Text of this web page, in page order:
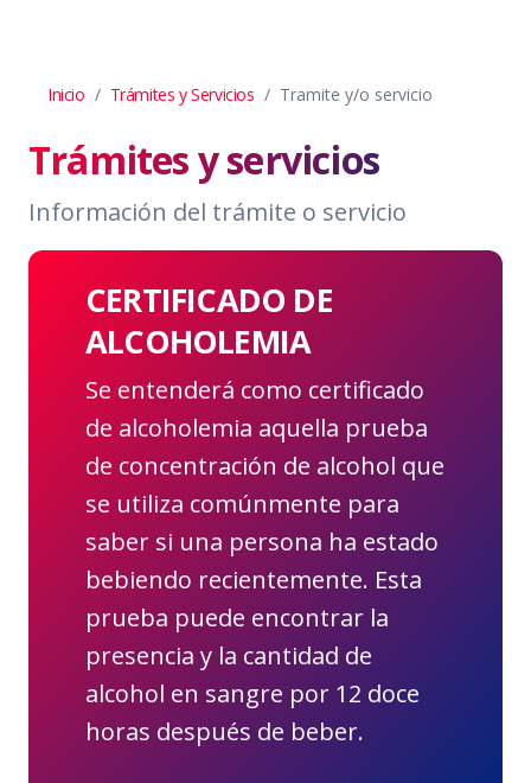
Inicio Trámites y Servicios Tramite y/o servicio
Trámites y servicios
Información del trámite o servicio
CERTIFICADO DE
ALCOHOLEMIA
Se entenderá como certificado
de alcoholemia aquella prueba
de concentración de alcohol que
se utiliza comúnmente para
saber si una persona ha estado
bebiendo recientemente. Esta
prueba puede encontrar la
presencia y la cantidad de
alcohol en sangre por 12 doce
horas después de beber.